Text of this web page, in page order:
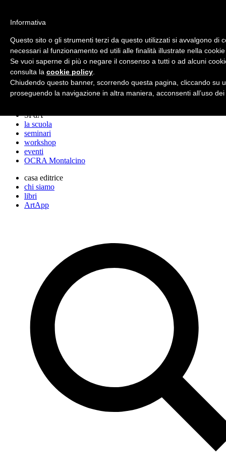
archos
lo studio
progetti
lectures
stampa
SPdA
la scuola
seminari
workshop
eventi
OCRA Montalcino
casa editrice
chi siamo
libri
ArtApp
Informativa
Questo sito o gli strumenti terzi da questo utilizzati si avvalgono di
necessari al funzionamento ed utili alle finalità illustrate nella
Se vuoi saperne di più o negare il consenso a tutti o ad alcuni
consulta la cookie policy
Chiudendo questo banner, scorrendo questa pagina, cliccando su
proseguendo la navigazione in altra maniera, acconsenti all’uso